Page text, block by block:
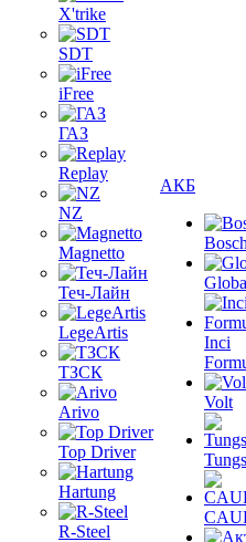
X'trike
SDT
iFree
ГАЗ
Replay
NZ
Magnetto
Теч-Лайн
LegeArtis
ТЗСК
Arivo
Top Driver
Hartung
R-Steel
АКБ
Inci
Volt